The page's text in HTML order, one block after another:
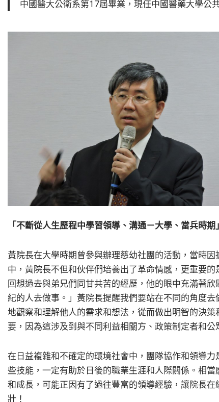
中國醫大公衛系第17屆畢業，現任中國醫藥大學公
「不斷從人生歷程中學習領導、溝通－大學、當兵時期」
黃院長在大學時期曾參與辦理慈幼社團的活動，當時
中，黃院長不但和伙伴們培養出了革命情感，更重要
回想過去與弟兄們同甘共苦的經歷，他的眼中充滿著
紀的人去做事。」黃院長提醒我們要站在不同的角度
地觀察和理解他人的需求和想法，從而做出明智的決
要，因為這涉及到與不同利益相關方、政策制定者和公
在日益複雜和不確定的環境社會中，團隊協作和領導
些技能，一定有助於日後的職業生涯和人際關係。相
和成長，可能正因有了過往豐富的領導經驗，讓院長
壯！